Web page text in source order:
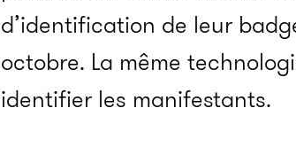
d’identification de leur
octobre. La même
identifier les manifestants.